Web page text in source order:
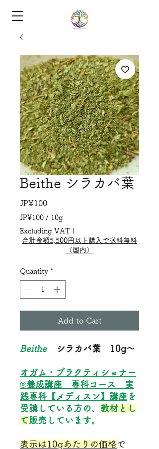
Beithe シラカバ葉
JP¥100Price
JP¥100 / 10g
JP¥100
per
10
Excluding VAT
合計金額5,500円以上購入で送料無料
（国内）
Quantity *
Add to Cart
Beithe シラカバ葉 10g～
オガム・プラクティショナー
®養成講座 専科コース 実
践専科【メディスン】講座 を
受講している方の、 教材とし
て 販売しています。
表示は10gあたりの価格で